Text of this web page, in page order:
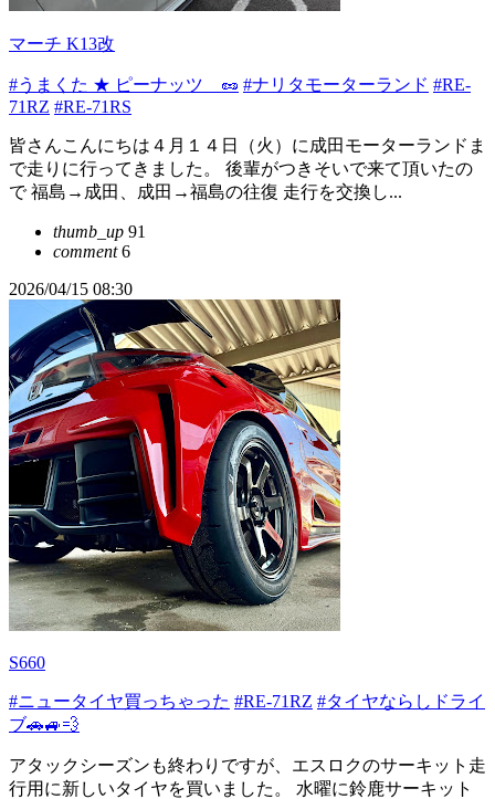
マーチ K13改
#うまくた ★ ピーナッツ 🥜 #ナリタモーターランド #RE-
71RZ #RE-71RS
皆さんこんにちは４月１４日（火）に成田モーターランドま
で走りに行ってきました。 後輩がつきそいで来て頂いたの
で 福島→成田、成田→福島の往復 走行を交換し...
thumb_up 91
comment6
2026/04/15 08:30
S660
#ニュータイヤ買っちゃった #RE-71RZ #タイヤならしドライ
ブ🚗🚙💨
アタックシーズンも終わりですが、エスロクのサーキット走
行用に新しいタイヤを買いました。 水曜に鈴鹿サーキット